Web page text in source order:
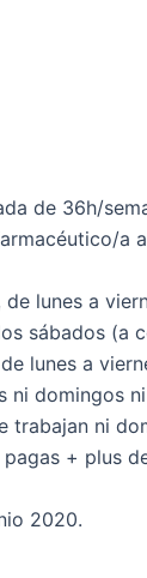
de 36h/
a
lunes a
sábados (a
lunes a
ni domingos
trabajan ni
pagas + plus
2020.